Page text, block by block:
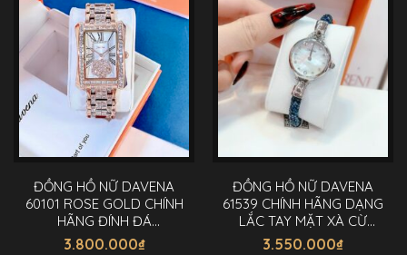
ĐỒNG HỒ NỮ DAVENA
60101 ROSE GOLD CHÍNH
HÃNG ĐÍNH ĐÁ
SWAROVSKI 35MM
3.800.000₫
ĐỒNG HỒ NỮ DAVENA
61539 CHÍNH HÃNG DẠNG
LẮC TAY MẶT XÀ CỪ
28MM
3.550.000₫